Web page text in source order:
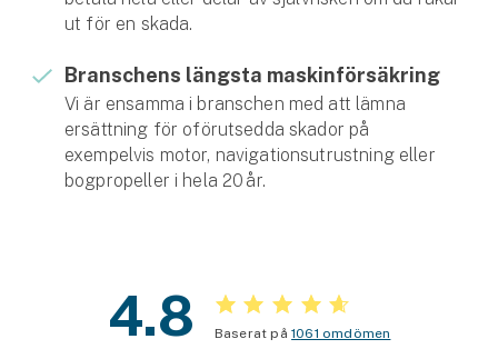
Villaförsäkring
Bostadsrättsförsäkring
Hyresrättsförsäkring
Fritidshusförsäkring
Bilförsäkring för företag
ut för en skada.
Branschens längsta maskin­­försäkring
Vi är ensamma i branschen med att lämna
ersättning för oförutsedda skador på
exempelvis motor, navigations­­utrustning eller
bog­­propeller i hela 20 år.
4.8 Baserat på1061 omdömen